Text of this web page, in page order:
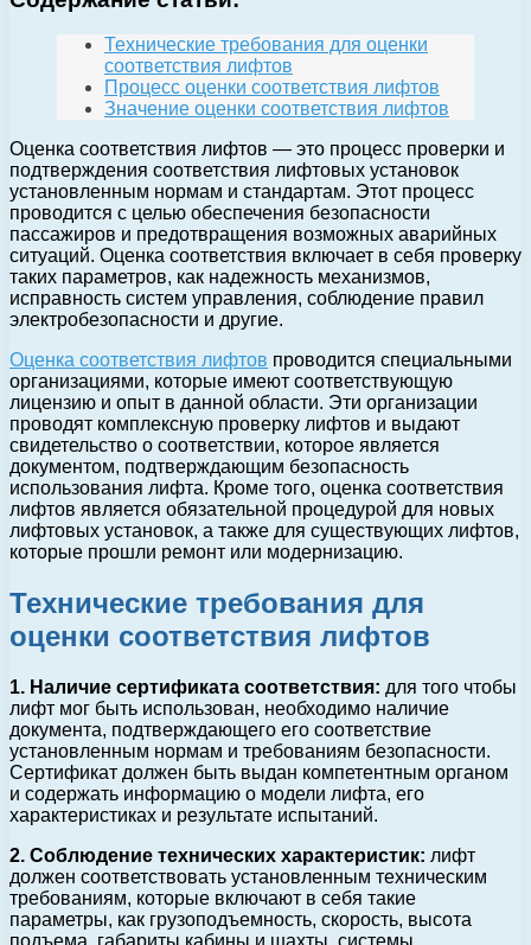
Технические требования для оценки
соответствия лифтов
Процесс оценки соответствия лифтов
Значение оценки соответствия лифтов
Оценка соответствия лифтов — это процесс проверки и
подтверждения соответствия лифтовых установок
установленным нормам и стандартам. Этот процесс
проводится с целью обеспечения безопасности
пассажиров и предотвращения возможных аварийных
ситуаций. Оценка соответствия включает в себя проверку
таких параметров, как надежность механизмов,
исправность систем управления, соблюдение правил
электробезопасности и другие.
Оценка соответствия лифтов проводится специальными
организациями, которые имеют соответствующую
лицензию и опыт в данной области. Эти организации
проводят комплексную проверку лифтов и выдают
свидетельство о соответствии, которое является
документом, подтверждающим безопасность
использования лифта. Кроме того, оценка соответствия
лифтов является обязательной процедурой для новых
лифтовых установок, а также для существующих лифтов,
которые прошли ремонт или модернизацию.
Технические требования для
оценки соответствия лифтов
1. Наличие сертификата соответствия: для того чтобы
лифт мог быть использован, необходимо наличие
документа, подтверждающего его соответствие
установленным нормам и требованиям безопасности.
Сертификат должен быть выдан компетентным органом
и содержать информацию о модели лифта, его
характеристиках и результате испытаний.
2. Соблюдение технических характеристик: лифт
должен соответствовать установленным техническим
требованиям, которые включают в себя такие
параметры, как грузоподъемность, скорость, высота
подъема, габариты кабины и шахты, системы